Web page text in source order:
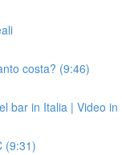
costa? (9:46)
bar in Italia | Video
(9:31)